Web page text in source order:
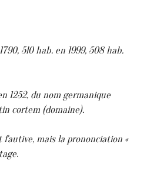
5l0 hab. en 1999, 508 hab.
1252, du nom germanique
cortem (domaine).
fautive, mais la prononciation «
.